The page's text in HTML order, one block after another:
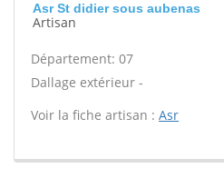
Asr St didier sous aubenas
Artisan
Département: 07
Dallage extérieur -
Voir la fiche artisan : Asr